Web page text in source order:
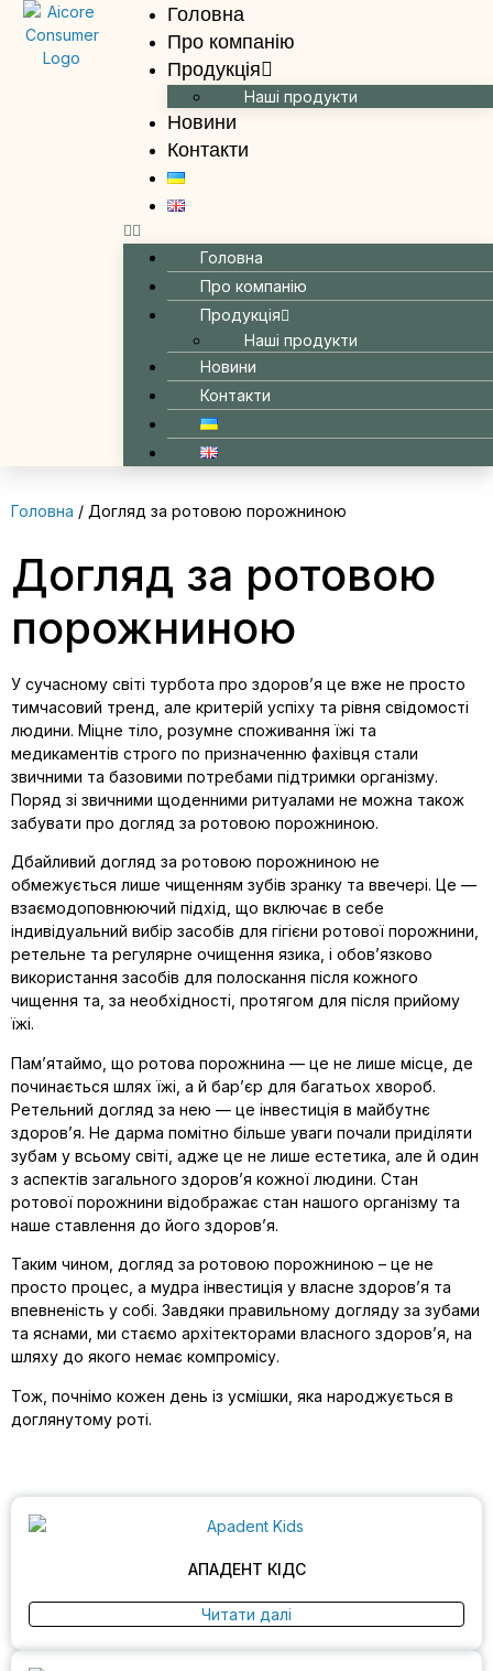
Головна
Про компанію
Продукція
Наші продукти
Новини
Контакти
Головна
Про компанію
Продукція
Наші продукти
Новини
Контакти
Головна / Догляд за ротовою порожниною
Догляд за ротовою
порожниною
У сучасному світі турбота про здоров’я це вже не просто
тимчасовий тренд, але критерій успіху та рівня свідомості
людини. Міцне тіло, розумне споживання їжі та
медикаментів строго по призначенню фахівця стали
звичними та базовими потребами підтримки організму.
Поряд зі звичними щоденними ритуалами не можна також
забувати про догляд за ротовою порожниною.
Дбайливий догляд за ротовою порожниною не
обмежується лише чищенням зубів зранку та ввечері. Це —
взаємодоповнюючий підхід, що включає в себе
індивідуальний вибір засобів для гігієни ротової порожнини,
ретельне та регулярне очищення язика, і обов’язково
використання засобів для полоскання після кожного
чищення та, за необхідності, протягом для після прийому
їжі.
Пам’ятаймо, що ротова порожнина — це не лише місце, де
починається шлях їжі, а й бар’єр для багатьох хвороб.
Ретельний догляд за нею — це інвестиція в майбутнє
здоров’я. Не дарма помітно більше уваги почали приділяти
зубам у всьому світі, адже це не лише естетика, але й один
з аспектів загального здоров’я кожної людини. Стан
ротової порожнини відображає стан нашого організму та
наше ставлення до його здоров’я.
Таким чином, догляд за ротовою порожниною – це не
просто процес, а мудра інвестиція у власне здоров’я та
впевненість у собі. Завдяки правильному догляду за зубами
та яснами, ми стаємо архітекторами власного здоров’я, на
шляху до якого немає компромісу.
Тож, почнімо кожен день із усмішки, яка народжується в
доглянутому роті.
АПАДЕНТ КІДС
Читати далі